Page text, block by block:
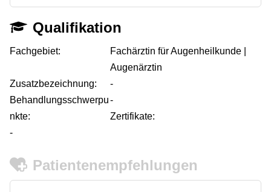
Qualifikation
Fachgebiet:
Fachärztin für Augenheilkunde |
Augenärztin
Zusatzbezeichnung:
-
Behandlungsschwerpu
nkte:
-
Zertifikate:
-
Patientenempfehlungen